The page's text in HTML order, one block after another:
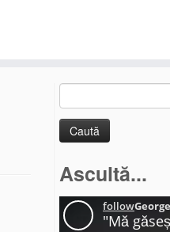
după:
Ascultă...